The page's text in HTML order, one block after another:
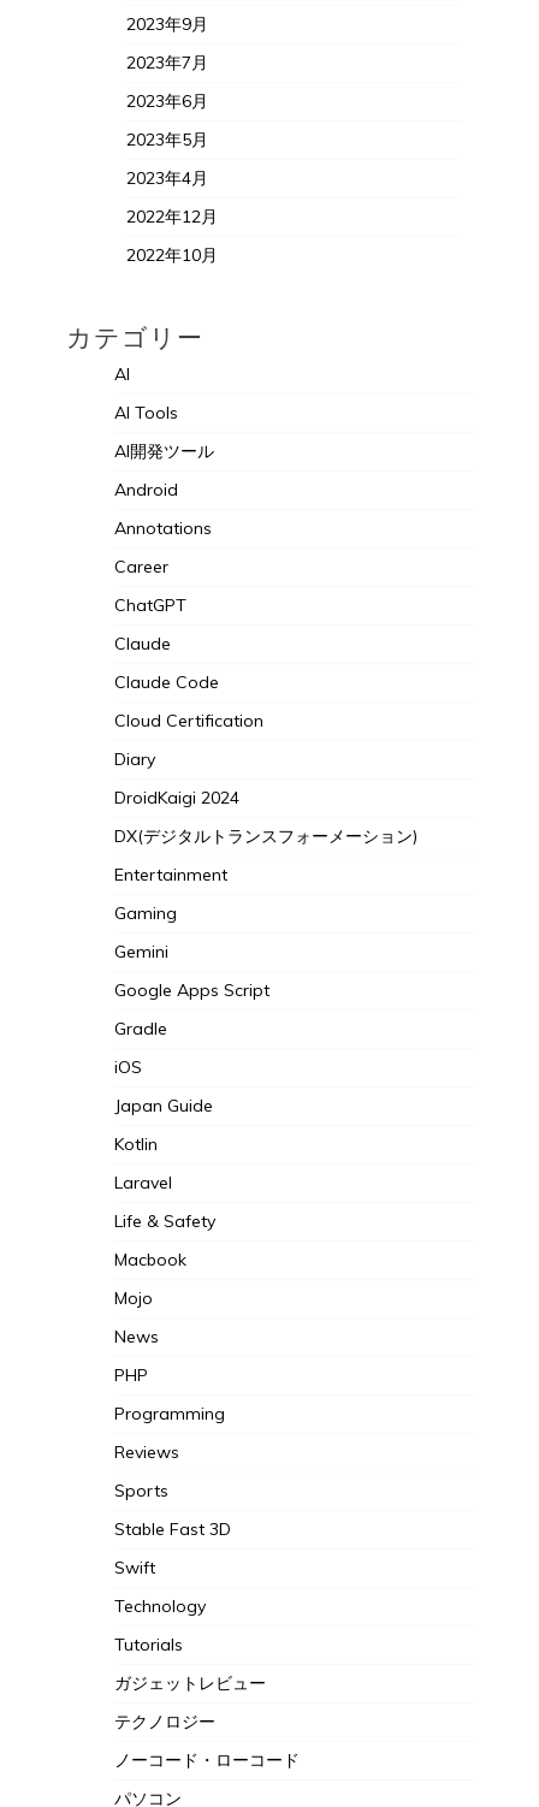
2023年9月
2023年7月
2023年6月
2023年5月
2023年4月
2022年12月
2022年10月
カテゴリー
AI
AI Tools
AI開発ツール
Android
Annotations
Career
ChatGPT
Claude
Claude Code
Cloud Certification
Diary
DroidKaigi 2024
DX(デジタルトランスフォーメーション)
Entertainment
Gaming
Gemini
Google Apps Script
Gradle
iOS
Japan Guide
Kotlin
Laravel
Life & Safety
Macbook
Mojo
News
PHP
Programming
Reviews
Sports
Stable Fast 3D
Swift
Technology
Tutorials
ガジェットレビュー
テクノロジー
ノーコード・ローコード
パソコン